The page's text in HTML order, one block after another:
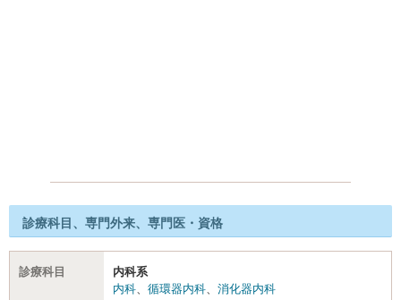
診療科目、専門外来、専門医・資格
診療科目
内科系
内科、 循環器内科、 消化器内科